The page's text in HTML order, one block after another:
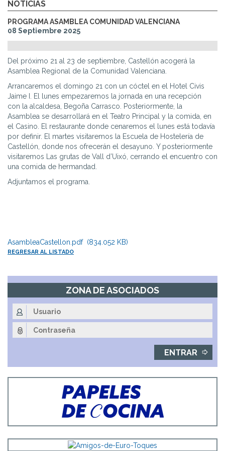
NOTICIAS
PROGRAMA ASAMBLEA COMUNIDAD VALENCIANA
08 Septiembre 2025
Del próximo 21 al 23 de septiembre, Castellón acogerá la
Asamblea Regional de la Comunidad Valenciana.
Arrancaremos el domingo 21 con un cóctel en el Hotel Civis
Jaime I. El lunes empezaremos la jornada en una recepción
con la alcaldesa, Begoña Carrasco. Posteriormente, la
Asamblea se desarrollará en el Teatro Principal y la comida, en
el Casino. El restaurante donde cenaremos el lunes está todavía
por definir. El martes visitaremos la Escuela de Hostelería de
Castellón, donde nos ofrecerán el desayuno. Y posteriormente
visitaremos Las grutas de Vall d’Uixó, cerrando el encuentro con
una comida de hermandad.
Adjuntamos el programa.
AsambleaCastellon.pdf (834.052 KB)
REGRESAR AL LISTADO
ZONA DE ASOCIADOS